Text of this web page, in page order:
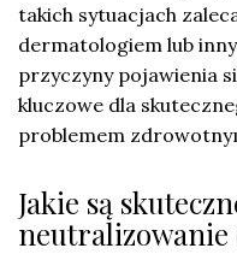
takich sytuacjach
dermatologiem lub
przyczyny pojawienia
kluczowe dla
problemem
Jakie są
neutralizowanie